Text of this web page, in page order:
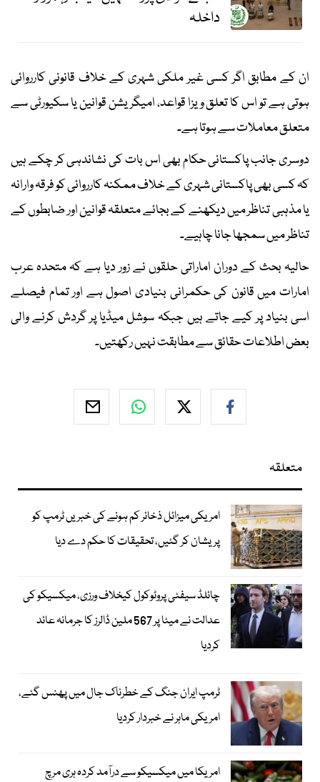
داخلہ
ان کے مطابق اگر کسی غیر ملکی شہری کے خلاف قانونی کارروائی
ہوتی ہے تو اس کا تعلق ویزا قواعد، امیگریشن قوانین یا سکیورٹی سے
متعلق معاملات سے ہوتا ہے۔
دوسری جانب پاکستانی حکام بھی اس بات کی نشاندہی کر چکے ہیں
کہ کسی بھی پاکستانی شہری کے خلاف ممکنہ کارروائی کو فرقہ وارانہ
یا مذہبی تناظر میں دیکھنے کے بجائے متعلقہ قوانین اور ضابطوں کے
تناظر میں سمجھا جانا چاہیے۔
حالیہ بحث کے دوران اماراتی حلقوں نے زور دیا ہے کہ متحدہ عرب
امارات میں قانون کی حکمرانی بنیادی اصول ہے اور تمام فیصلے
اسی بنیاد پر کیے جاتے ہیں جبکہ سوشل میڈیا پر گردش کرنے والی
بعض اطلاعات حقائق سے مطابقت نہیں رکھتیں۔
متعلقہ
امریکی میزائل ذخائر کم ہونے کی خبریں ٹرمپ کو
پریشان کر گئیں، تحقیقات کا حکم دے دیا
چائلڈ سیفٹی پروٹوکول کیخلاف ورزی، میکسیکو کی
عدالت نے میٹا پر 567 ملین ڈالرز کا جرمانہ عائد
کردیا
ٹرمپ ایران جنگ کے خطرناک جال میں پھنس گئے،
امریکی ماہر نے خبردار کردیا
امریکا میں میکسیکو سے درآمد کردہ ہری مرچ